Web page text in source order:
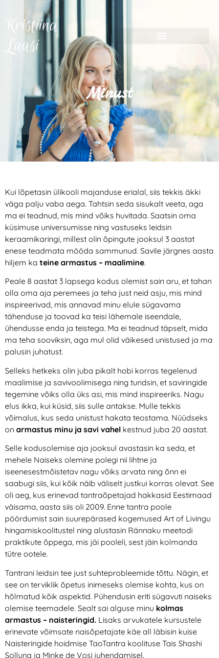
Kristiina
Laasi
Minust
Kui lõpetasin ülikooli majanduse erialal, siis tekkis äkki
väga palju vaba aega. Tahtsin seda sisukalt veeta, aga
ma ei teadnud, mis mind võiks huvitada. Saatsin oma
küsimuse universumisse ning vastuseks leidsin
keraamikaringi, millest olin õpingute jooksul 3 aastat
enese teadmata mööda sammunud. Savile järgnes aasta
hiljem ka teine armastus – maalimine.
Peale 8 aastat 3 lapsega kodus olemist sain aru, et tahan
olla oma aja peremees ja teha just neid asju, mis mind
inspireerivad, mis annavad minu elule sügavama
tähenduse ja toovad ka teisi lähemale iseendale,
ühendusse enda ja teistega. Ma ei teadnud täpselt, mida
ma teha sooviksin, aga mul olid väikesed unistused ja ma
palusin juhatust.
Selleks hetkeks olin juba pikalt hobi korras tegelenud
maalimise ja savivoolimisega ning tundsin, et saviringide
tegemine võiks olla üks asi, mis mind inspireeriks. Nagu
elus ikka, kui küsid, siis sulle antakse. Mulle tekkis
võimalus, kus seda unistust hakata teostama. Nüüdseks
on armastus minu ja savi vahel kestnud juba 20 aastat.
Selle kodusolemise aja jooksul avastasin ka seda, et
mehele Naiseks olemine polegi nii lihtne ja
iseenesestmõistetav nagu võiks arvata ning õnn ei
saabugi siis, kui kõik näib väliselt justkui korras olevat. See
oli aeg, kus erinevad tantraõpetajad hakkasid Eestimaad
väisama, aasta siis oli 2009. Enne tantra poole
pöördumist sain suurepärased kogemused Art of Livingu
hingamiskoolitustel ning alustasin Rännaku meetodi
praktikute õppega, mis jäi pooleli, sest jäin kolmanda
tütre ootele.
Tantrani leidsin tee just suhteprobleemide tõttu. Nägin, et
see on terviklik õpetus inimeseks olemise kohta, kus on
hõlmatud kõik aspektid. Pühendusin eriti sügavuti naiseks
olemise teemadele. Sealt sai alguse minu kolmas
armastus – naisteringid. Lisaks arvukatele kursustele
erinevate võimsate naisõpetajate käe all läbisin kuise
Naisteringide hoidmise TaoTantra koolituse Tais Shashi
Solluna ja Minke de Vosi juhendamisel.